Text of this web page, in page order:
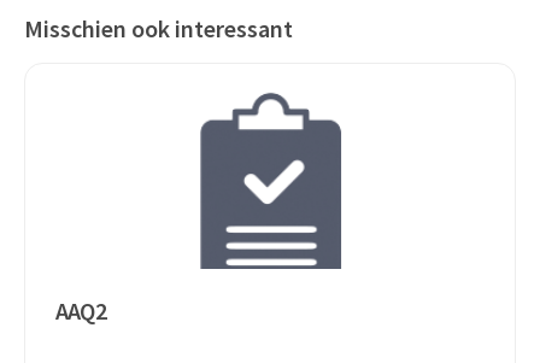
Misschien ook interessant
AAQ2